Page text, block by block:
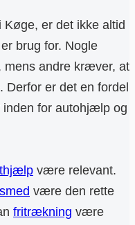
er det ikke altid
brug for. Nogle
mens andre kræver, at
Derfor er det en fordel
inden for autohjælp og
være relevant.
være den rette
fritrækning være